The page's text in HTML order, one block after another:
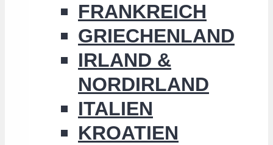
FRANKREICH
GRIECHENLAND
IRLAND &
NORDIRLAND
ITALIEN
KROATIEN